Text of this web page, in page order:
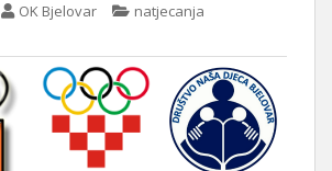
OK Bjelovar natjecanja